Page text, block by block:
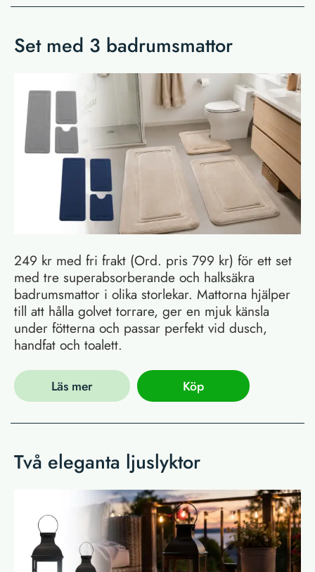
Set med 3 badrumsmattor
249 kr med fri frakt (Ord. pris 799 kr) för ett set
med tre superabsorberande och halksäkra
badrumsmattor i olika storlekar. Mattorna hjälper
till att hålla golvet torrare, ger en mjuk känsla
under fötterna och passar perfekt vid dusch,
handfat och toalett.
Läs mer Köp
Två eleganta ljuslyktor